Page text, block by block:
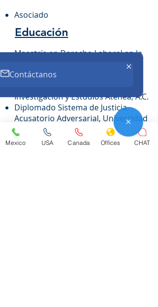
Asociado
Educación
Maestría en Derecho Laboral en la
Diplomado en Temas selectos del
Investigación y Estudios Atenea, A.C.
Diplomado Sistema de Justicia
Acusatorio Adversarial, Universidad
Autónoma de Baja California.
Mexico USA Canada Offices CHAT
Contáctanos